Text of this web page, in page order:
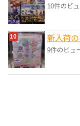
10件のビ
新入荷
9件のビュ